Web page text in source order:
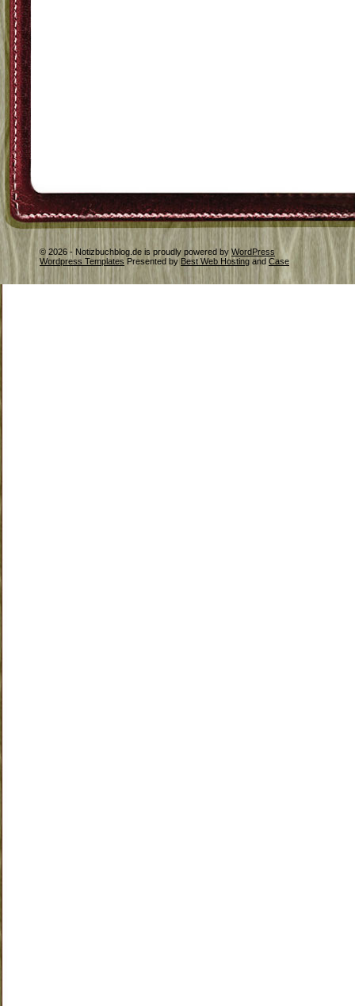
© 2026 - Notizbuchblog.de is proudly powered by WordPress
Wordpress Templates Presented by Best Web Hosting and Case